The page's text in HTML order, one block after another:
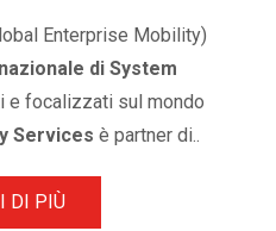
Enterprise Mobility)
di System
e focalizzati sul mondo
Services è partner di..
DI PIÙ